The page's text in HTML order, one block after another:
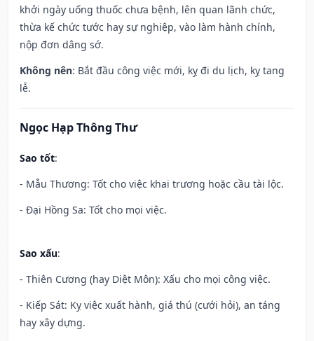
khởi ngày uống thuốc chưa bệnh, lên quan lãnh chức,
thừa kế chức tước hay sự nghiệp, vào làm hành chính,
nộp đơn dâng sớ.
Không nên: Bắt đầu công việc mới, kỵ đi du lịch, kỵ tang
lễ.
Ngọc Hạp Thông Thư
Sao tốt:
- Mẫu Thương: Tốt cho việc khai trương hoặc cầu tài lộc.
- Đại Hồng Sa: Tốt cho mọi việc.
Sao xấu:
- Thiên Cương (hay Diệt Môn): Xấu cho mọi công việc.
- Kiếp Sát: Kỵ việc xuất hành, giá thú (cưới hỏi), an táng
hay xây dựng.